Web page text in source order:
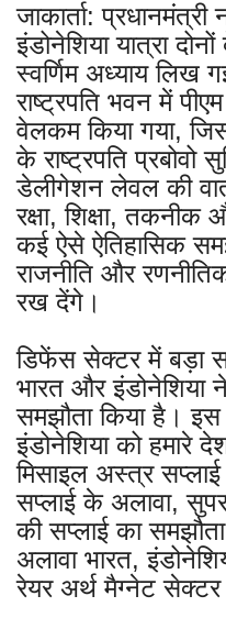
जाकार्ता: प्रधानमंत्री
इंडोनेशिया यात्रा
स्वर्णिम अध्याय लिख
राष्ट्रपति भवन में
वेलकम किया गया,
के राष्ट्रपति प्रबोवो
डेलीगेशन लेवल की
रक्षा, शिक्षा, तकनीक
कई ऐसे ऐतिहासिक
राजनीति और
रख देंगे।
डिफेंस सेक्टर में बड़ा
भारत और
समझौता किया है।
इंडोनेशिया को हमारे
मिसाइल अस्त्र
सप्लाई के अलावा,
की सप्लाई का
अलावा भारत,
रेयर अर्थ मैग्नेट